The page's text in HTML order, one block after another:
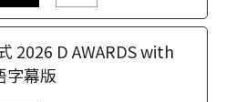
2026 D AWARDS with
字幕版